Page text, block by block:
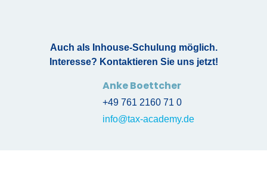
Auch als Inhouse-Schulung möglich.
Interesse? Kontaktieren Sie uns jetzt!
Anke Boettcher
+49 761 2160 71 0
info@tax-academy.de